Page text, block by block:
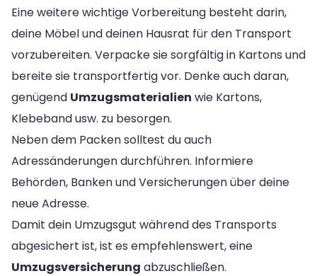
Eine weitere wichtige Vorbereitung besteht darin,
deine Möbel und deinen Hausrat für den Transport
vorzubereiten. Verpacke sie sorgfältig in Kartons und
bereite sie transportfertig vor. Denke auch daran,
genügend Umzugsmaterialien wie Kartons,
Klebeband usw. zu besorgen.
Neben dem Packen solltest du auch
Adressänderungen durchführen. Informiere
Behörden, Banken und Versicherungen über deine
neue Adresse.
Damit dein Umzugsgut während des Transports
abgesichert ist, ist es empfehlenswert, eine
Umzugsversicherung abzuschließen.